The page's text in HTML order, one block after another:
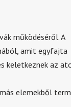
működéséről. A
amit egyfajta
keletkeznek az
elemekből